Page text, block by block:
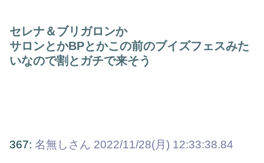
セレナ＆ブリガロンか
サロンとかBPとかこの前のブイズフェスみた
いなので割とガチで来そう
367: 名無しさん 2022/11/28(月) 12:33:38.84